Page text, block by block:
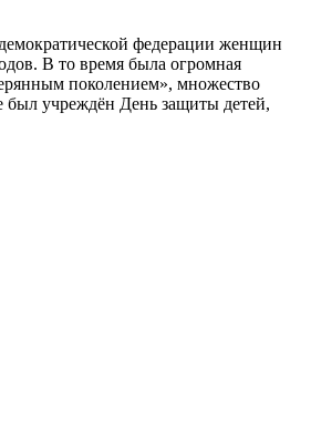
федерации женщин
В то время была огромная
поколением», множество
был учреждён День защиты детей,